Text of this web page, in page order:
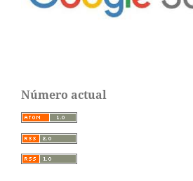
Número actual